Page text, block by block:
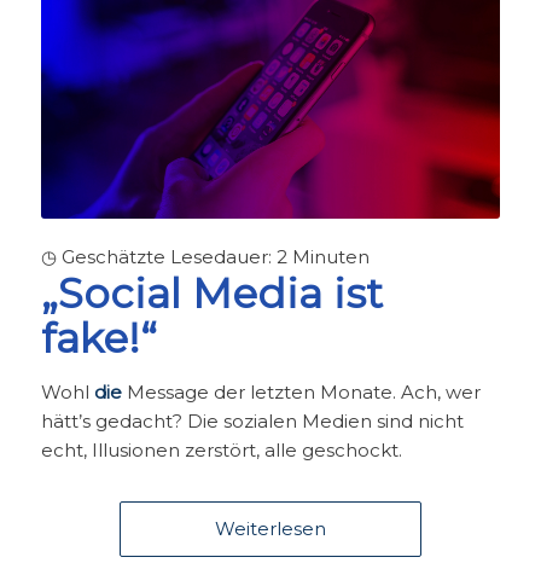
◷ Geschätzte Lesedauer: 2 Minuten
„Social Media ist
fake!“
Wohl dieMessage der letzten Monate. Ach, wer
hätt’s gedacht? Die sozialen Medien sind nicht
echt, Illusionen zerstört, alle geschockt.
Weiterlesen